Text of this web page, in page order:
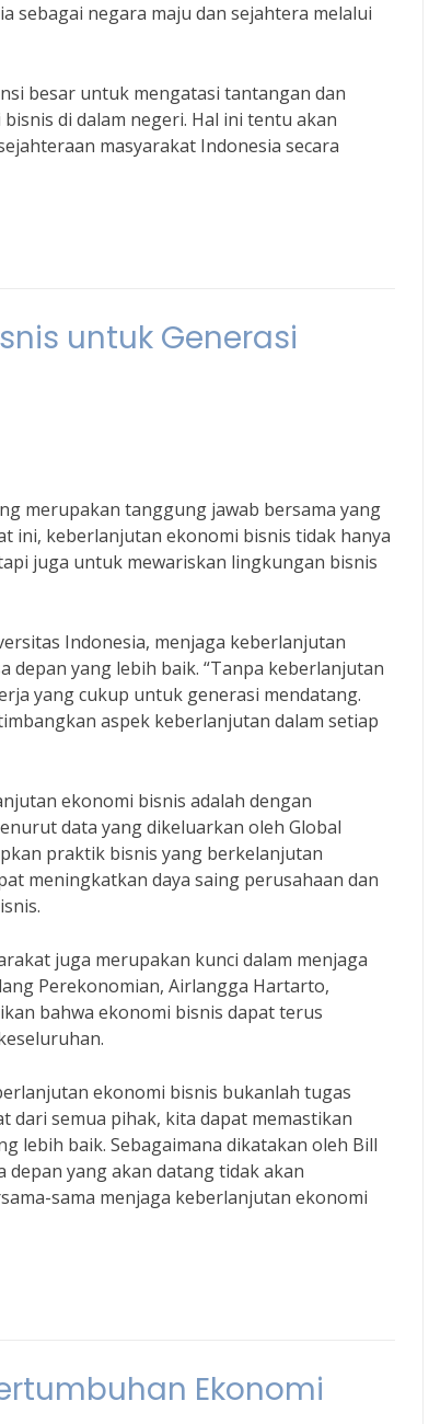
sebagai negara maju dan sejahtera melalui
besar untuk mengatasi tantangan dan
di dalam negeri. Hal ini tentu akan
masyarakat Indonesia secara
untuk Generasi
merupakan tanggung jawab bersama yang
ini, keberlanjutan ekonomi bisnis tidak hanya
juga untuk mewariskan lingkungan bisnis
Indonesia, menjaga keberlanjutan
depan yang lebih baik. “Tanpa keberlanjutan
yang cukup untuk generasi mendatang.
aspek keberlanjutan dalam setiap
ekonomi bisnis adalah dengan
data yang dikeluarkan oleh Global
praktik bisnis yang berkelanjutan
meningkatkan daya saing perusahaan dan
juga merupakan kunci dalam menjaga
Perekonomian, Airlangga Hartarto,
bahwa ekonomi bisnis dapat terus
ekonomi bisnis bukanlah tugas
dari semua pihak, kita dapat memastikan
lebih baik. Sebagaimana dikatakan oleh Bill
depan yang akan datang tidak akan
sama menjaga keberlanjutan ekonomi
Ekonomi